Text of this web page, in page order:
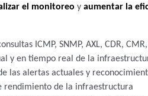
el monitoreo y aumentar la
ICMP, SNMP, AXL, CDR,
y en tiempo real de la
las alertas actuales y
rendimiento de la infraestructura